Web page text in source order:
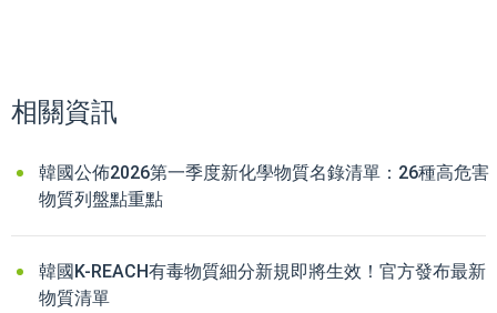
相關資訊
韓國公佈2026第一季度新化學物質名錄清單：26種高危害
物質列盤點重點
韓國K-REACH有毒物質細分新規即將生效！官方發布最新
物質清單